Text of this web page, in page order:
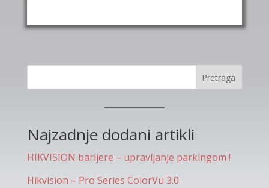
Pretraga
Najzadnje dodani artikli
HIKVISION barijere – upravljanje parkingom !
Hikvision – Pro Series ColorVu 3.0